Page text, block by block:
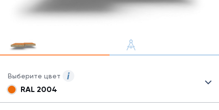
Выберите цвет
сэндвич-
RAL 2004